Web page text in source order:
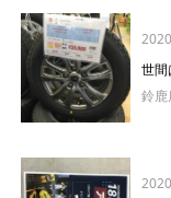
世
鈴鹿